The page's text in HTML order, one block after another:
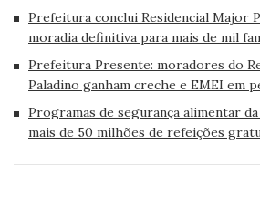
Prefeitura conclui Residencial Major
moradia definitiva para mais de mil
Prefeitura Presente: moradores do
Paladino ganham creche e EMEI em
Programas de segurança alimentar
mais de 50 milhões de refeições